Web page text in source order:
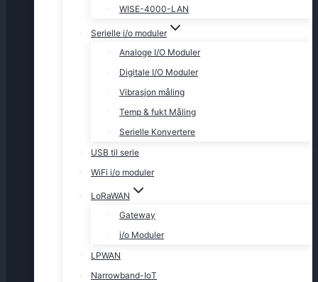
WISE-4000-LAN
Serielle i/o moduler
Analoge I/O Moduler
Digitale I/O Moduler
Vibrasjon måling
Temp & fukt Måling
Serielle Konvertere
USB til serie
WiFi i/o moduler
LoRaWAN
Gateway
i/o Moduler
LPWAN
Narrowband-IoT